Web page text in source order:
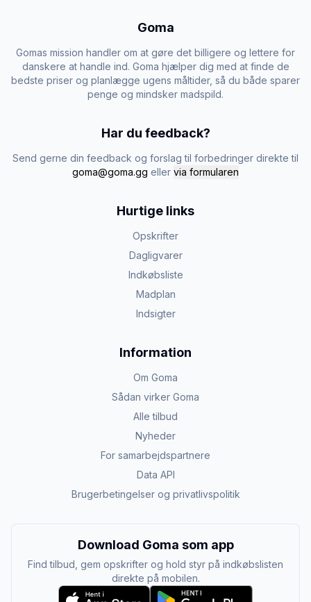
Goma
Gomas mission handler om at gøre det billigere og lettere for
danskere at handle ind. Goma hjælper dig med at finde de
bedste priser og planlægge ugens måltider, så du både sparer
penge og mindsker madspild.
Har du feedback?
Send gerne din feedback og forslag til forbedringer direkte til
goma@goma.gg eller via formularen
Hurtige links
Opskrifter
Dagligvarer
Indkøbsliste
Madplan
Indsigter
Information
Om Goma
Sådan virker Goma
Alle tilbud
Nyheder
For samarbejdspartnere
Data API
Brugerbetingelser og privatlivspolitik
Download Goma som app
Find tilbud, gem opskrifter og hold styr på indkøbslisten
direkte på mobilen.